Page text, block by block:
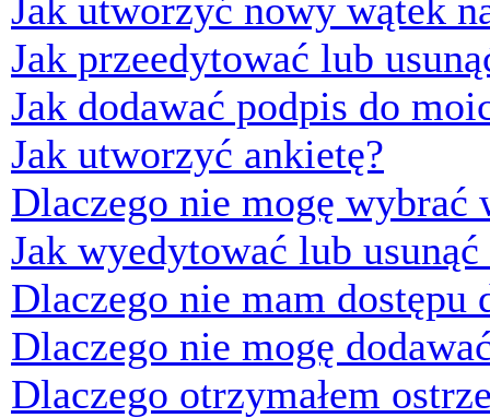
Jak utworzyć nowy wątek
Jak przeedytować lub
Jak dodawać podpis do
Jak utworzyć ankietę?
Dlaczego nie mogę wybrać
Jak wyedytować lub usunąć
Dlaczego nie mam dostępu
Dlaczego nie mogę
Dlaczego otrzymałem